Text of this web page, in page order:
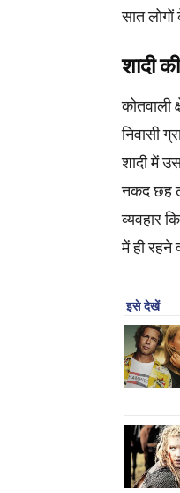
सात
शादी
कोतवाली
निवासी
शादी में
नकद छह
व्यवहार
में ही रहने